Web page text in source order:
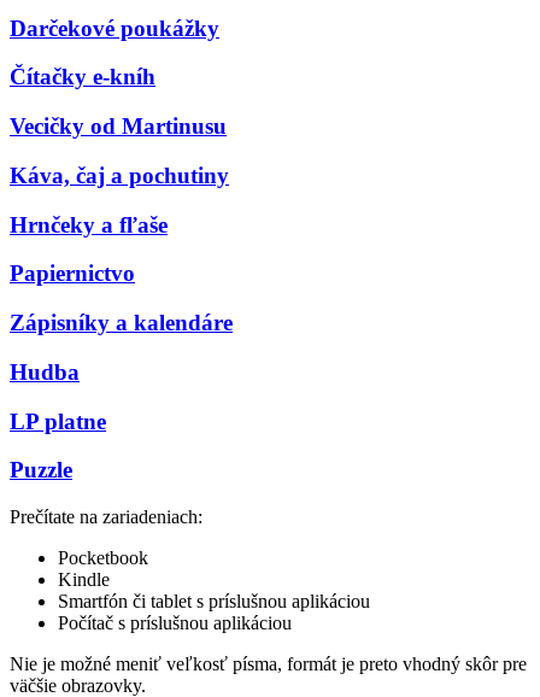
Darčekové poukážky
Čítačky e-kníh
Vecičky od Martinusu
Káva, čaj a pochutiny
Hrnčeky a fľaše
Papiernictvo
Zápisníky a kalendáre
Hudba
LP platne
Puzzle
Prečítate na zariadeniach:
Pocketbook
Kindle
Smartfón či tablet s príslušnou aplikáciou
Počítač s príslušnou aplikáciou
Nie je možné meniť veľkosť písma, formát je preto vhodný skôr pre
väčšie obrazovky.